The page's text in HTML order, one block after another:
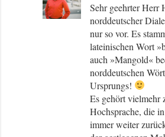
Sehr geehrter Herr
norddeutscher
nur so vor. Es
lateinischen Wort
auch »Mangold«
norddeutschen
Ursprungs!
Es gehört vielmehr
Hochsprache, die
immer weiter